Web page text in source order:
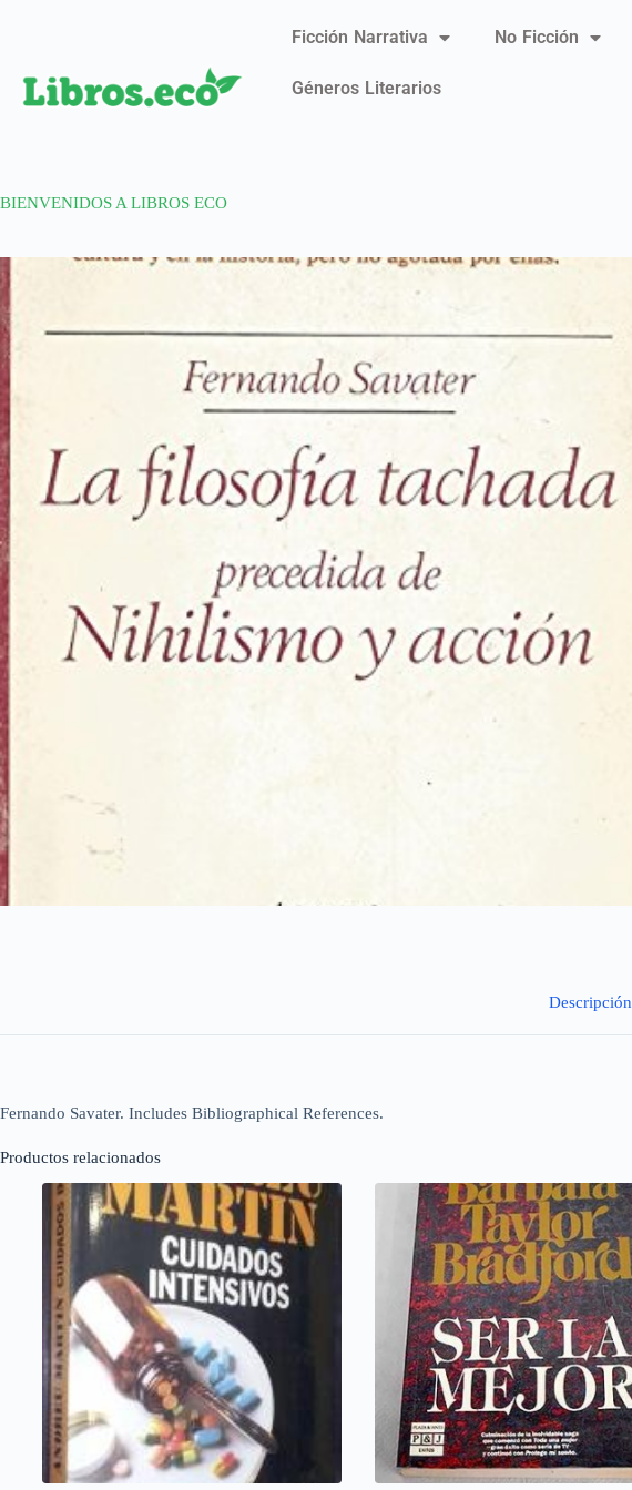
Ficción Narrativa No Ficción
Géneros Literarios
BIENVENIDOS A LIBROS ECO
Descripción
Fernando Savater. Includes Bibliographical References.
Productos relacionados